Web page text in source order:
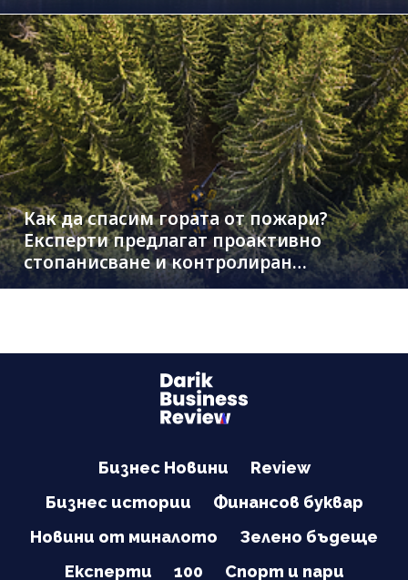
Как да спасим гората от пожари?
Експерти предлагат проактивно
стопанисване и контролиран
дърводобив
Бизнес Новини
Review
Бизнес истории
Финансов буквар
Новини от миналото
Зелено бъдеще
Експерти
100 Спорт и пари